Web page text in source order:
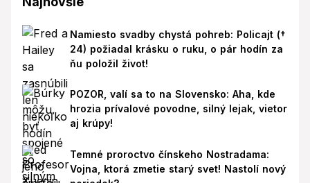
Namiesto svadby chystá pohreb: Policajt (†
24) požiadal krásku o ruku, o pár hodín za
ňu položil život!
POZOR, valí sa to na Slovensko: Aha, kde
hrozia prívalové povodne, silný lejak, vietor
aj krúpy!
Temné proroctvo čínskeho Nostradama:
Vojna, ktorá zmetie starý svet! Nastolí nový